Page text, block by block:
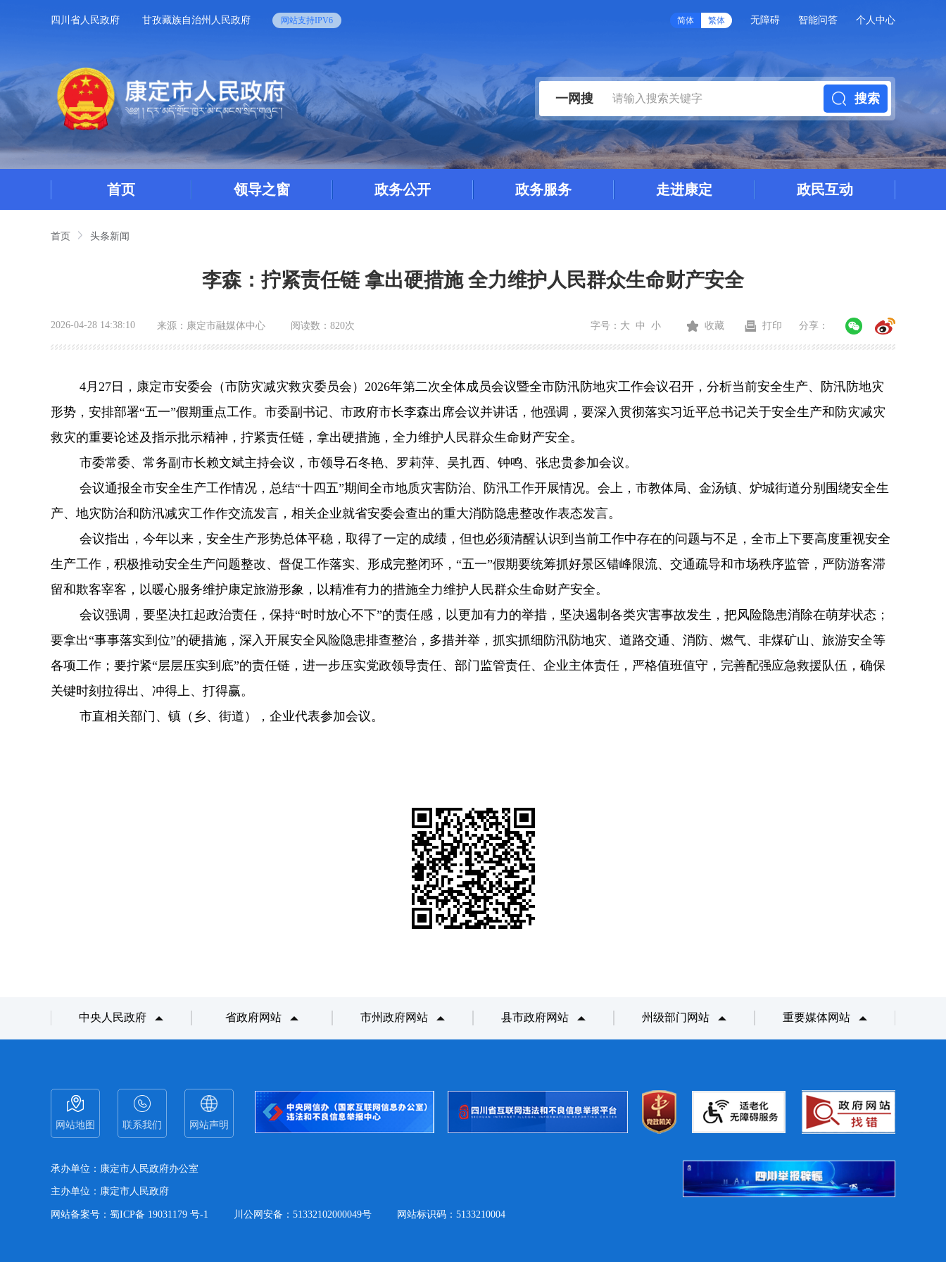
四川省人民政府 甘孜藏族自治州人民政府 网站支持IPV6 简体 繁体 无障碍 智能问答 个人中心
一网搜 搜索
首页 领导之窗 政务公开 政务服务 走进康定 政民互动
首页 头条新闻
李森：拧紧责任链 拿出硬措施 全力维护人民群众生命财产安全
2026-04-28 14:38:10 来源： 康定市融媒体中心 阅读数： 820次 字号： 大 中 小 收藏 打印 分享：
4月27日，康定市安委会（市防灾减灾救灾委员会）2026年第二次全体成员会议暨全市防汛防地灾工作会议召开，分析当前安全生产、防汛防地灾
形势，安排部署“五一”假期重点工作。市委副书记、市政府市长李森出席会议并讲话，他强调，要深入贯彻落实习近平总书记关于安全生产和防灾减灾
救灾的重要论述及指示批示精神，拧紧责任链，拿出硬措施，全力维护人民群众生命财产安全。
市委常委、常务副市长赖文斌主持会议，市领导石冬艳、罗莉萍、吴扎西、钟鸣、张忠贵参加会议。
会议通报全市安全生产工作情况，总结“十四五”期间全市地质灾害防治、防汛工作开展情况。会上，市教体局、金汤镇、炉城街道分别围绕安全生
产、地灾防治和防汛减灾工作作交流发言，相关企业就省安委会查出的重大消防隐患整改作表态发言。
会议指出，今年以来，安全生产形势总体平稳，取得了一定的成绩，但也必须清醒认识到当前工作中存在的问题与不足，全市上下要高度重视安全
生产工作，积极推动安全生产问题整改、督促工作落实、形成完整闭环， “五一”假期要统筹抓好景区错峰限流、交通疏导和市场秩序监管，严防游客滞
留和欺客宰客，以暖心服务维护康定旅游形象，以精准有力的措施全力维护人民群众生命财产安全。
会议强调，要坚决扛起政治责任，保持“时时放心不下”的责任感，以更加有力的举措，坚决遏制各类灾害事故发生，把风险隐患消除在萌芽状态；
要拿出“事事落实到位”的硬措施，深入开展安全风险隐患排查整治，多措并举，抓实抓细防汛防地灾、道路交通、消防、燃气、非煤矿山、旅游安全等
各项工作；要拧紧“层层压实到底”的责任链，进一步压实党政领导责任、部门监管责任、企业主体责任，严格值班值守，完善配强应急救援队伍，确保
关键时刻拉得出、冲得上、打得赢。
市直相关部门、镇（乡、街道），企业代表参加会议。
中央人民政府 省政府网站 市州政府网站 县市政府网站 州级部门网站 重要媒体网站
网站地图 联系我们 网站声明
承办单位：康定市人民政府办公室
主办单位：康定市人民政府
网站备案号：蜀ICP备 19031179 号-1 川公网安备：51332102000049号 网站标识码：5133210004